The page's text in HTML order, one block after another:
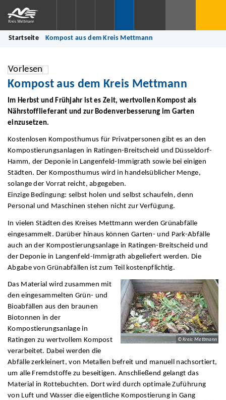
Startseite Kompost aus dem Kreis Mettmann
Vorlesen
Kompost aus dem Kreis Mettmann
Im Herbst und Frühjahr ist es Zeit, wertvollen Kompost als
Nährstofflieferant und zur Bodenverbesserung im Garten
einzusetzen.
Kostenlosen Komposthumus für Privatpersonen gibt es an den
Kompostierungsanlagen in Ratingen-Breitscheid und Düsseldorf-
Hamm, der Deponie in Langenfeld-Immigrath sowie bei einigen
Städten. Der Komposthumus wird in handelsüblicher Menge,
solange der Vorrat reicht, abgegeben.
Einzige Bedingung: selbst holen und selbst schaufeln, denn
Personal und Maschinen stehen nicht zur Verfügung.
In vielen Städten des Kreises Mettmann werden Grünabfälle
eingesammelt. Darüber hinaus können Garten- und Park-Abfälle
auch an der Kompostierungsanlage in Ratingen-Breitscheid und
der Deponie in Langenfeld-Immigrath abgeliefert werden. Die
Abgabe von Grünabfällen ist zum Teil kostenpflichtig.
© Kreis Mettmann
Das Material wird zusammen mit
den eingesammelten Grün- und
Bioabfällen aus den braunen
Biotonnen in der
Kompostierungsanlage in
Ratingen zu wertvollem Kompost
verarbeitet. Dabei werden die
Abfälle zerkleinert, von Metallen befreit und manuell nachsortiert,
um alle Fremdstoffe zu beseitigen. Anschließend gelangt das
Material in Rottebuchten. Dort wird durch optimale Zuführung
von Luft und Wasser die eigentliche Kompostierung in Gang